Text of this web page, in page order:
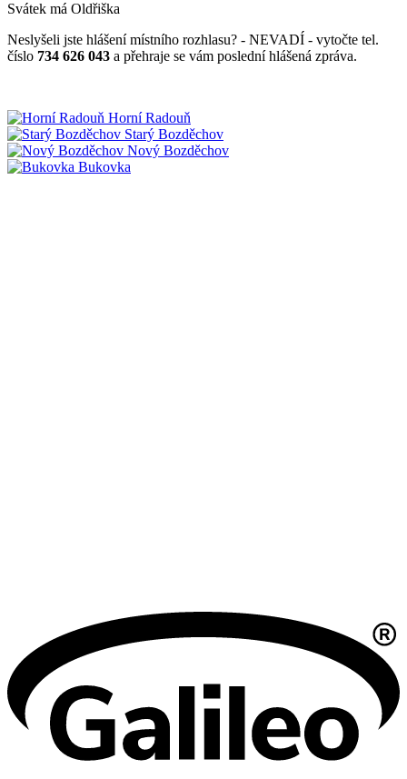
Svátek má Oldřiška
Neslyšeli jste hlášení místního rozhlasu? - NEVADÍ - vytočte tel.
číslo 734 626 043 a přehraje se vám poslední hlášená zpráva.
Horní Radouň
Starý Bozděchov
Nový Bozděchov
Bukovka